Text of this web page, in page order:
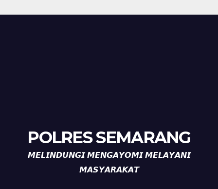
POLRES SEMARANG
𝙈𝙀𝙇𝙄𝙉𝘿𝙐𝙉𝙂𝙄 𝙈𝙀𝙉𝙂𝘼𝙔𝙊𝙈𝙄 𝙈𝙀𝙇𝘼𝙔𝘼𝙉𝙄
𝙈𝘼𝙎𝙔𝘼𝙍𝘼𝙆𝘼𝙏